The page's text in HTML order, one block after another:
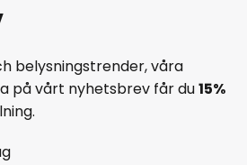
belysningstrender, våra
på vårt nyhetsbrev får du15%